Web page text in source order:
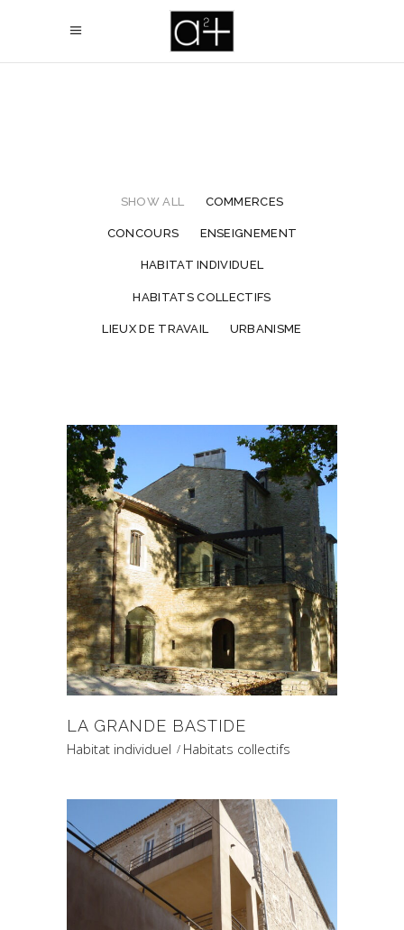
SHOW ALL COMMERCES
CONCOURS ENSEIGNEMENT
HABITAT INDIVIDUEL
HABITATS COLLECTIFS
LIEUX DE TRAVAIL URBANISME
LA GRANDE BASTIDE
Habitat individuel Habitats collectifs